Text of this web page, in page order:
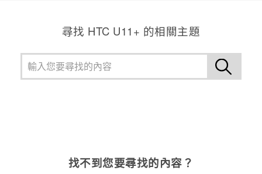
尋找 HTC U11+ 的相關主題
找不到您要尋找的內容？